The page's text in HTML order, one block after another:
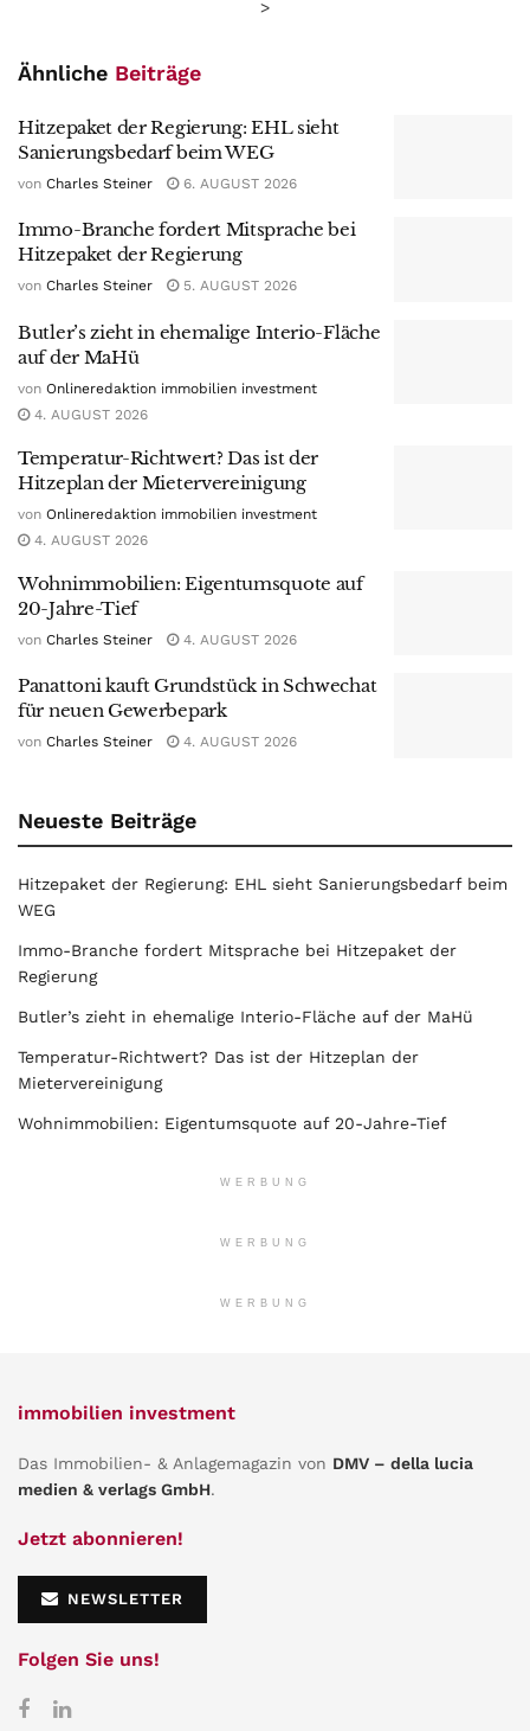
>
Ähnliche Beiträge
Hitzepaket der Regierung: EHL sieht
Sanierungsbedarf beim WEG
von Charles Steiner 6. AUGUST 2026
Immo-Branche fordert Mitsprache bei
Hitzepaket der Regierung
von Charles Steiner 5. AUGUST 2026
Butler’s zieht in ehemalige Interio-Fläche
auf der MaHü
von Onlineredaktion immobilien investment
4. AUGUST 2026
Temperatur-Richtwert? Das ist der
Hitzeplan der Mietervereinigung
von Onlineredaktion immobilien investment
4. AUGUST 2026
Wohnimmobilien: Eigentumsquote auf
20-Jahre-Tief
von Charles Steiner 4. AUGUST 2026
Panattoni kauft Grundstück in Schwechat
für neuen Gewerbepark
von Charles Steiner 4. AUGUST 2026
Neueste Beiträge
Hitzepaket der Regierung: EHL sieht Sanierungsbedarf beim
WEG
Immo-Branche fordert Mitsprache bei Hitzepaket der
Regierung
Butler’s zieht in ehemalige Interio-Fläche auf der MaHü
Temperatur-Richtwert? Das ist der Hitzeplan der
Mietervereinigung
Wohnimmobilien: Eigentumsquote auf 20-Jahre-Tief
WERBUNG
WERBUNG
WERBUNG
immobilien investment
Das Immobilien- & Anlagemagazin von DMV – della lucia
medien & verlags GmbH.
Jetzt abonnieren!
NEWSLETTER
Folgen Sie uns!